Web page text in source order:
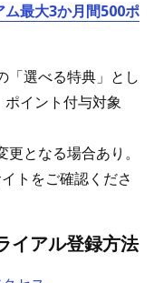
最大3か月間500ポ
「選べる特典」とし
イント付与対象
となる場合あり。
トをご確認くださ
イアル登録方法